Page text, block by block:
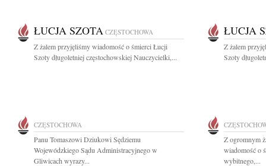
ŁUCJA SZOTA CZĘSTOCHOWA
Z żalem przyjęliśmy wiadomość o śmierci Łucji
Szoty długoletniej częstochowskiej Nauczycielki,...
ŁUCJA
Z żalem
Szoty
CZĘSTOCHOWA
Panu Tomaszowi Dziukowi Sędziemu
Wojewódzkiego Sądu Administracyjnego w
Gliwicach wyrazy...
Z ogromnym
wiadomość o
wybitnego,...